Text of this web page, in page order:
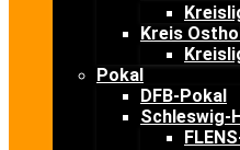
Kreis
Pokal
DFB-Pokal
Schleswig-